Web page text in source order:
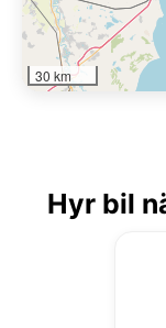
30 km
Hyr bil